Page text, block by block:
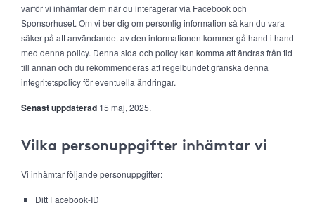
varför vi inhämtar dem när du interagerar via Facebook och
Sponsorhuset. Om vi ber dig om personlig information så kan du vara
säker på att användandet av den informationen kommer gå hand i hand
med denna policy. Denna sida och policy kan komma att ändras från tid
till annan och du rekommenderas att regelbundet granska denna
integritetspolicy för eventuella ändringar.
Senast uppdaterad 15 maj, 2025.
Vilka personuppgifter inhämtar vi
Vi inhämtar följande personuppgifter:
Ditt Facebook-ID